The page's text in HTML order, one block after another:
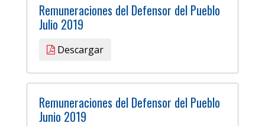
Remuneraciones del Defensor del Pueblo
Julio 2019
Descargar
Remuneraciones del Defensor del Pueblo
Junio 2019